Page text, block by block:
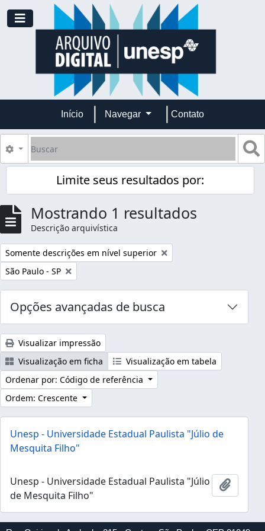
Skip to main content
Toggle navigation
Início Navegar Contato
Buscar
Opções de busca
Limite seus resultados por:
Mostrando 1 resultados
Descrição arquivística
Remover filtro:
Somente descrições em nível superior
Remover filtro:
São Paulo - SP
Opções avançadas de busca
Visualizar impressão
Visualização em ficha
Visualização em tabela
Ordenar por: Código de referência
Ordem: Crescente
Unesp - Universidade Estadual Paulista "Júlio de
Mesquita Filho"
Unesp - Universidade Estadual Paulista "Júlio
de Mesquita Filho"